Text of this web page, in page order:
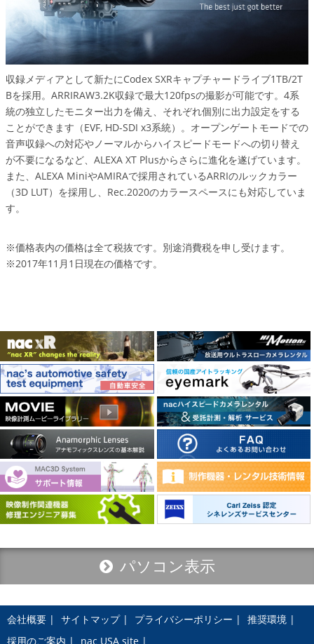
収録メディアとして新たにCodex SXRキャプチャードライブ1TB/2T
Bを採用。ARRIRAW3.2K収録で最大120fpsの撮影が可能です。4系
統の独立したモニター出力を備え、それぞれ個別に出力設定をする
ことができます（EVF, HD-SDI x3系統）。オープンゲートモードでの
音声収録への対応やノーマルからハイスピードモードへの切り替え
が不要になるなど、ALEXA XT Plusからさらに進化を遂げています。
また、ALEXA MiniやAMIRAで採用されているARRIのルックカラー
（3D LUT）を採用し、Rec.2020のカラースペースにも対応していま
す。
※価格表内の価格は全て税抜です。別途消費税を申し受けます。
※2017年11月1日現在の価格です。
パソコン表示
会社概要 サイトマップ プライバシーポリシー
推奨環境
採用のご案内
nac USA site